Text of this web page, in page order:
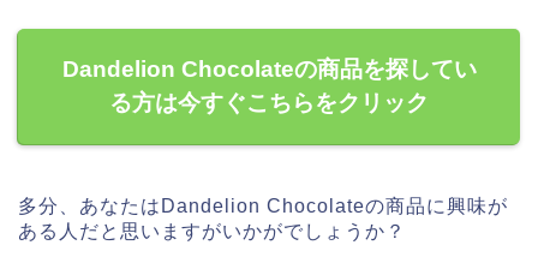
Dandelion Chocolateの商品を探してい
る方は今すぐこちらをクリック
多分、あなたはDandelion Chocolateの商品に興味が
ある人だと思いますがいかがでしょうか？